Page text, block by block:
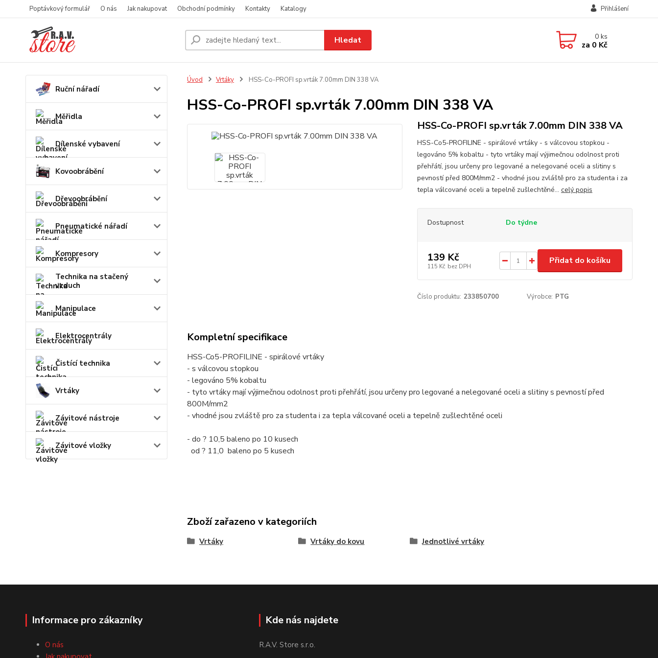
Poptávkový formulář O nás Jak nakupovat Obchodní podmínky Kontakty Katalogy Přihlášení
Hledat 0ks
za 0 Kč
Ruční nářadí
Měřidla
Dílenské vybavení
Kovoobrábění
Dřevoobrábění
Pneumatické nářadí
Kompresory
Technika na stačený
vzduch
Manipulace
Elektrocentrály
Čistící technika
Vrtáky
Závitové nástroje
Závitové vložky
Úvod Vrtáky HSS-Co-PROFI sp.vrták 7.00mm DIN 338 VA
HSS-Co-PROFI sp.vrták 7.00mm DIN 338 VA
HSS-Co-PROFI sp.vrták 7.00mm DIN 338 VA
HSS-Co5-PROFILINE - spirálové vrtáky - s válcovou stopkou -
legováno 5% kobaltu - tyto vrtáky mají výjimečnou odolnost proti
přehřátí, jsou určeny pro legované a nelegované oceli a slitiny s
pevností před 800M/mm2 - vhodné jsou zvláště pro za studenta i za
tepla válcované oceli a tepelně zušlechtěné... celý popis
Dostupnost Do týdne
139 Kč
115 Kč bez DPH
Přidat do košíku
Číslo produktu: 233850700 Výrobce: PTG
Kompletní specifikace
HSS-Co5-PROFILINE - spirálové vrtáky
- s válcovou stopkou
- legováno 5% kobaltu
- tyto vrtáky mají výjimečnou odolnost proti přehřátí, jsou určeny pro legované a nelegované oceli a slitiny s pevností před
800M/mm2
- vhodné jsou zvláště pro za studenta i za tepla válcované oceli a tepelně zušlechtěné oceli
- do ? 10,5 baleno po 10 kusech
od ? 11,0 baleno po 5 kusech
Zboží zařazeno v kategoriích
Vrtáky Vrtáky do kovu Jednotlivé vrtáky
Informace pro zákazníky
O nás
Kde nás najdete
R.A.V. Store s.r.o.